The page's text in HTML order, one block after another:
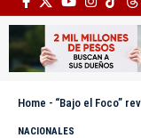
Home - “Bajo el Foco” revela
NACIONALES